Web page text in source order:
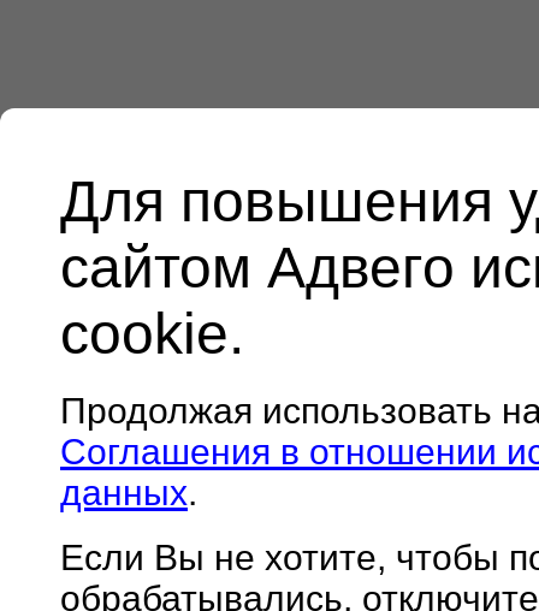
Для повышения
сайтом Адвего
cookie.
Продолжая использовать
Соглашения в отношении
данных.
Если Вы не хотите, чтобы
обрабатывались,